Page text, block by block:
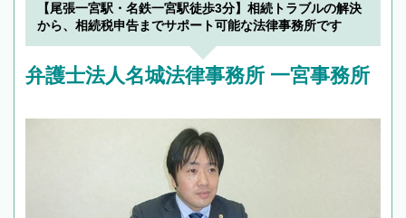
【尾張一宮駅・名鉄一宮駅徒歩3分】相続トラブルの解決
から、相続税申告までサポート可能な法律事務所です
弁護士法人名城法律事務所 一宮事務所